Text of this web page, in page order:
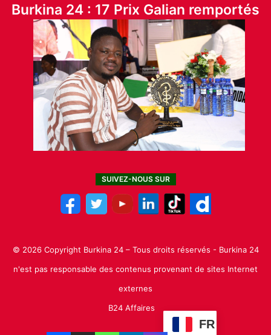
Burkina 24 : 17 Prix Galian remportés
SUIVEZ-NOUS SUR
© 2026 Copyright Burkina 24 – Tous droits réservés - Burkina 24
n'est pas responsable des contenus provenant de sites Internet
externes
B24 Affaires
FR